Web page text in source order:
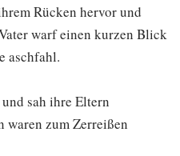
Rücken hervor und
warf einen kurzen Blick
aschfahl.
sah ihre Eltern
waren zum Zerreißen